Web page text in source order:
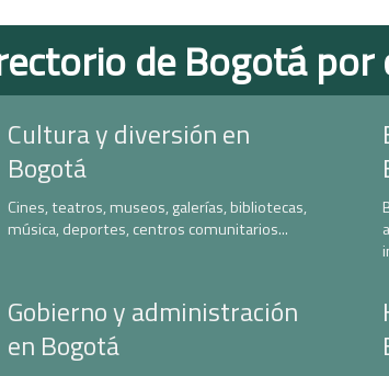
de Bogotá
Cultura y diversión en
Bogotá
Cines, teatros, museos, galerías, bibliotecas,
música, deportes, centros comunitarios...
Gobierno y administración
en Bogotá